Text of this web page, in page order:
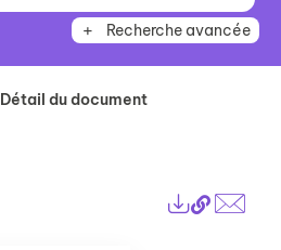
Recherche avancée
Détail du document
Lien